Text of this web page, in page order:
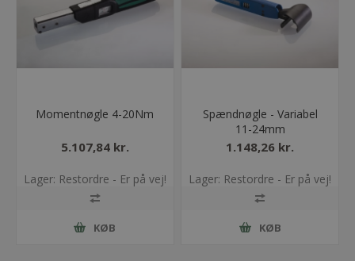
Momentnøgle 4-20Nm
5.107,84 kr.
Lager: Restordre - Er på vej!
KØB
Spændnøgle - Variabel
11-24mm
1.148,26 kr.
Lager: Restordre - Er på vej!
KØB